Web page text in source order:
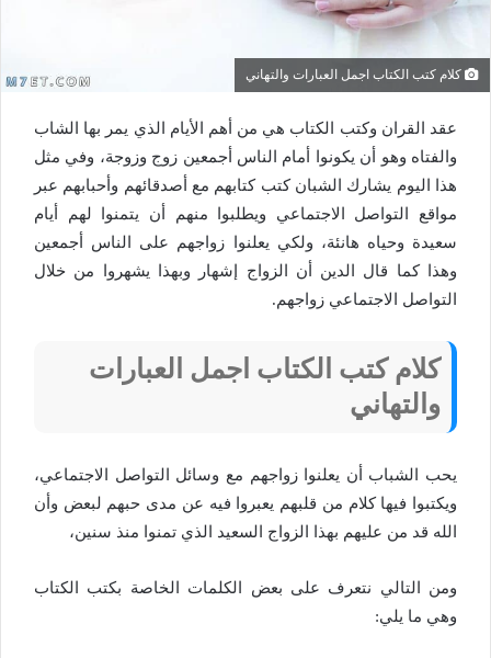
كلام كتب الكتاب اجمل العبارات والتهاني
عقد القران وكتب الكتاب هي من أهم الأيام الذي يمر بها الشاب
والفتاه وهو أن يكونوا أمام الناس أجمعين زوج وزوجة، وفي مثل
هذا اليوم يشارك الشبان كتب كتابهم مع أصدقائهم وأحبابهم عبر
مواقع التواصل الاجتماعي ويطلبوا منهم أن يتمنوا لهم أيام
سعيدة وحياه هانئة، ولكي يعلنوا زواجهم على الناس أجمعين
وهذا كما قال الدين أن الزواج إشهار وبهذا يشهروا من خلال
التواصل الاجتماعي زواجهم.
كلام كتب الكتاب اجمل العبارات
والتهاني
يحب الشباب أن يعلنوا زواجهم مع وسائل التواصل الاجتماعي،
ويكتبوا فيها كلام من قلبهم يعبروا فيه عن مدى حبهم لبعض وأن
الله قد من عليهم بهذا الزواج السعيد الذي تمنوا منذ سنين،
ومن التالي نتعرف على بعض الكلمات الخاصة بكتب الكتاب
وهي ما يلي: